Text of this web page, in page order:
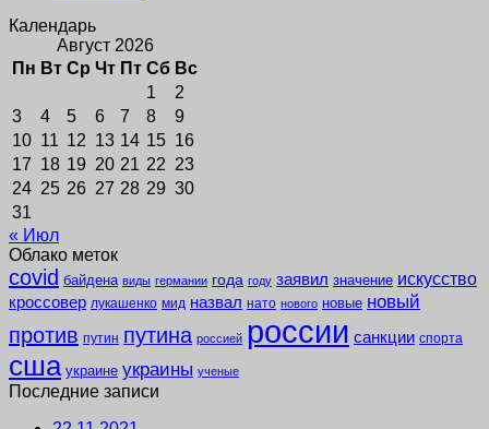
Календарь
Август 2026
Пн Вт Ср Чт Пт Сб Вс
1
2
3
4 5 6 7 8
9
10 11 12 13 14 15 16
17 18 19 20 21 22 23
24 25 26 27 28 29 30
31
« Июл
Облако меток
covid байдена виды германии года году заявил значение искусство
кроссовер лукашенко мид назвал нато нового новые новый
против путин путина россией россии санкции спорта
сша украине украины ученые
Последние записи